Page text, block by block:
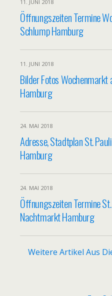
11. JUNI 2018
Öffnungszeiten Termine
Schlump Hamburg
11. JUNI 2018
Bilder Fotos
Hamburg
24. MAI 2018
Adresse, Stadtplan St.
Hamburg
24. MAI 2018
Öffnungszeiten Termine
Nachtmarkt Hamburg
Weitere Artikel Aus